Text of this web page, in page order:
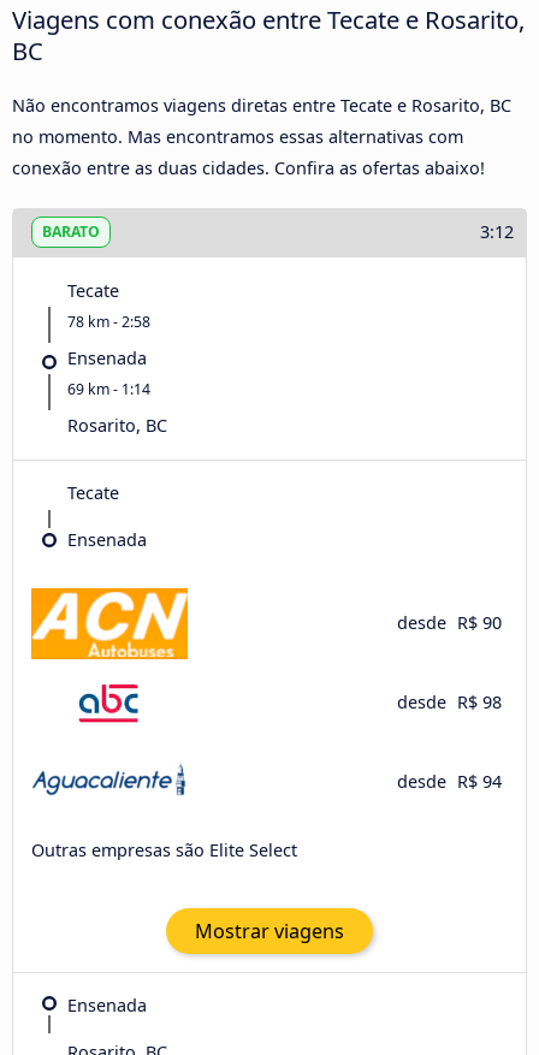
Viagens com conexão entre Tecate e Rosarito,
BC
Não encontramos viagens diretas entre Tecate e Rosarito, BC
no momento. Mas encontramos essas alternativas com
conexão entre as duas cidades. Confira as ofertas abaixo!
BARATO 3:12
Tecate
78 km - 2:58
Ensenada
69 km - 1:14
Rosarito, BC
Tecate
Ensenada
desde R$ 90
desde R$ 98
desde R$ 94
Outras empresas são Elite Select
Mostrar viagens
Ensenada